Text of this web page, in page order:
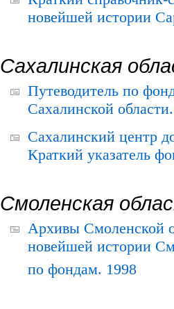
новейшей истории
Сахалинская
Путеводитель по
Сахалинской
Сахалинский центр
Краткий указатель
Смоленская
Архивы Смоленской
новейшей истории
по фондам. 1998